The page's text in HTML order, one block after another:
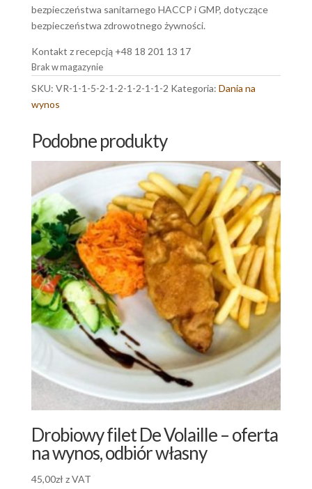
bezpieczeństwa sanitarnego HACCP i GMP, dotyczące
bezpieczeństwa zdrowotnego żywności.
Kontakt z recepcją +48 18 201 13 17
Brak w magazynie
SKU: VR-1-1-5-2-1-2-1-2-1-1-2 Kategoria: Dania na
wynos
Podobne produkty
Drobiowy filet De Volaille – oferta
na wynos, odbiór własny
45,00zł z VAT